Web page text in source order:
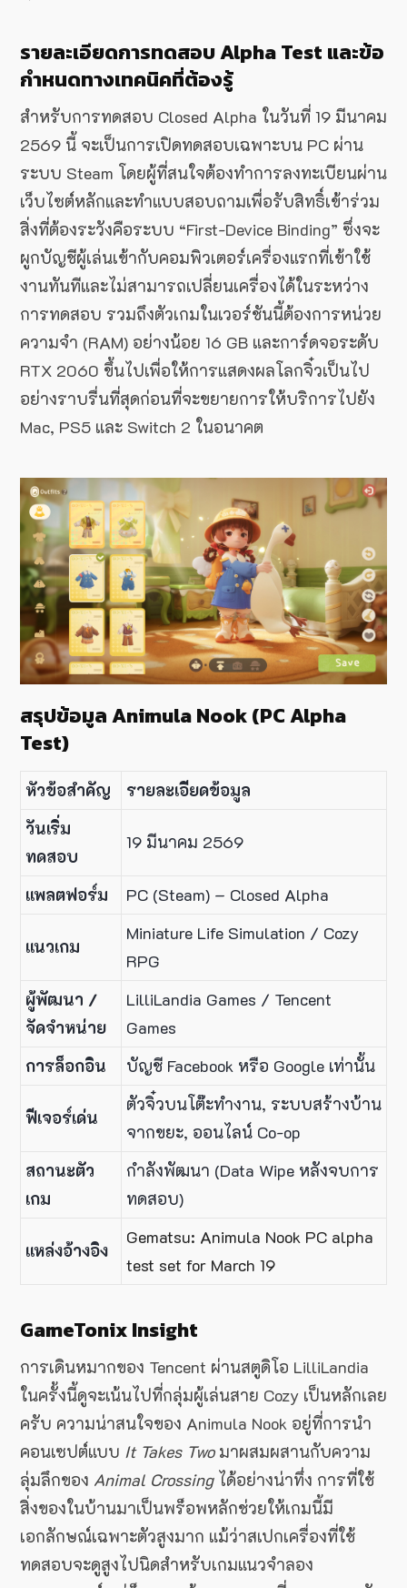
รายละเอียดการทดสอบ Alpha Test และข้อ
กำหนดทางเทคนิคที่ต้องรู้
สำหรับการทดสอบ Closed Alpha ในวันที่ 19 มีนาคม
2569 นี้ จะเป็นการเปิดทดสอบเฉพาะบน PC ผ่าน
ระบบ Steam โดยผู้ที่สนใจต้องทำการลงทะเบียนผ่าน
เว็บไซต์หลักและทำแบบสอบถามเพื่อรับสิทธิ์เข้าร่วม
สิ่งที่ต้องระวังคือระบบ “First-Device Binding” ซึ่งจะ
ผูกบัญชีผู้เล่นเข้ากับคอมพิวเตอร์เครื่องแรกที่เข้าใช้
งานทันทีและไม่สามารถเปลี่ยนเครื่องได้ในระหว่าง
การทดสอบ รวมถึงตัวเกมในเวอร์ชันนี้ต้องการหน่วย
ความจำ (RAM) อย่างน้อย 16 GB และการ์ดจอระดับ
RTX 2060 ขึ้นไปเพื่อให้การแสดงผลโลกจิ๋วเป็นไป
อย่างราบรื่นที่สุดก่อนที่จะขยายการให้บริการไปยัง
Mac, PS5 และ Switch 2 ในอนาคต
สรุปข้อมูล Animula Nook (PC Alpha
Test)
หัวข้อสำคัญ
รายละเอียดข้อมูล
วันเริ่ม
ทดสอบ
19 มีนาคม 2569
แพลตฟอร์ม PC (Steam) – Closed Alpha
แนวเกม
Miniature Life Simulation / Cozy
RPG
ผู้พัฒนา /
จัดจำหน่าย
LilliLandia Games / Tencent
Games
การล็อกอิน
บัญชี Facebook หรือ Google เท่านั้น
ฟีเจอร์เด่น
ตัวจิ๋วบนโต๊ะทำงาน, ระบบสร้างบ้าน
จากขยะ, ออนไลน์ Co-op
สถานะตัว
เกม
กำลังพัฒนา (Data Wipe หลังจบการ
ทดสอบ)
แหล่งอ้างอิง
Gematsu: Animula Nook PC alpha
test set for March 19
GameTonix Insight
การเดินหมากของ Tencent ผ่านสตูดิโอ LilliLandia
ในครั้งนี้ดูจะเน้นไปที่กลุ่มผู้เล่นสาย Cozy เป็นหลักเลย
ครับ ความน่าสนใจของ Animula Nook อยู่ที่การนำ
คอนเซปต์แบบ It Takes Twoมาผสมผสานกับความ
ลุ่มลึกของ Animal Crossingได้อย่างน่าทึ่ง การที่ใช้
สิ่งของในบ้านมาเป็นพร็อพหลักช่วยให้เกมนี้มี
เอกลักษณ์เฉพาะตัวสูงมาก แม้ว่าสเปกเครื่องที่ใช้
ทดสอบจะดูสูงไปนิดสำหรับเกมแนวจำลอง